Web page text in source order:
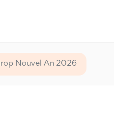
Nouvel An 2026